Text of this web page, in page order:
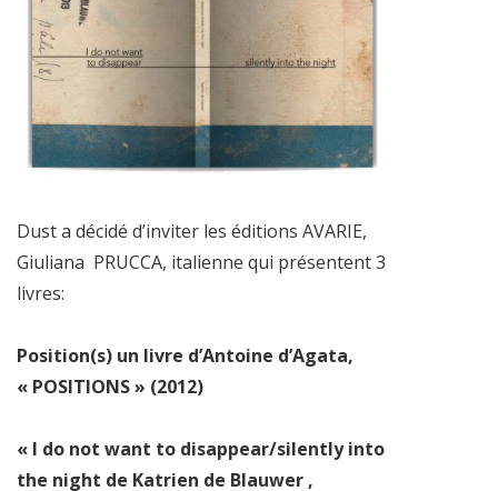
Dust a décidé d’inviter les éditions AVARIE,
Giuliana PRUCCA, italienne qui présentent 3
livres:
Position(s) un livre d’Antoine d’Agata,
« POSITIONS » (2012)
« I do not want to disappear/silently into
the night de Katrien de Blauwer ,